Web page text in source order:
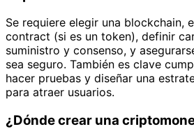
Se requiere elegir una blockchain,
contract (si es un token), definir
suministro y consenso, y
sea seguro. También es clave
hacer pruebas y diseñar una
para atraer usuarios.
¿Dónde crear una